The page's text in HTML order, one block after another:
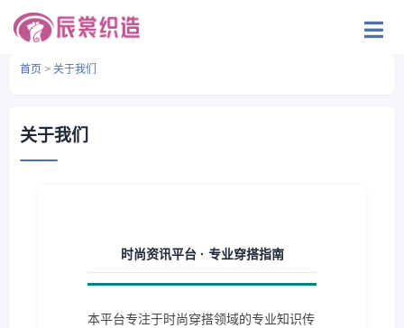
首页 > 关于我们
关于我们
时尚资讯平台 · 专业穿搭指南
本平台专注于时尚穿搭领域的专业知识传